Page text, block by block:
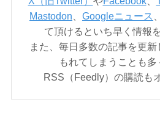
Mastodon
Googleニュース
て頂けるといち早く情報
また、毎日多数の記事を更
もれてしまうことも多
RSS（Feedly）の購読も